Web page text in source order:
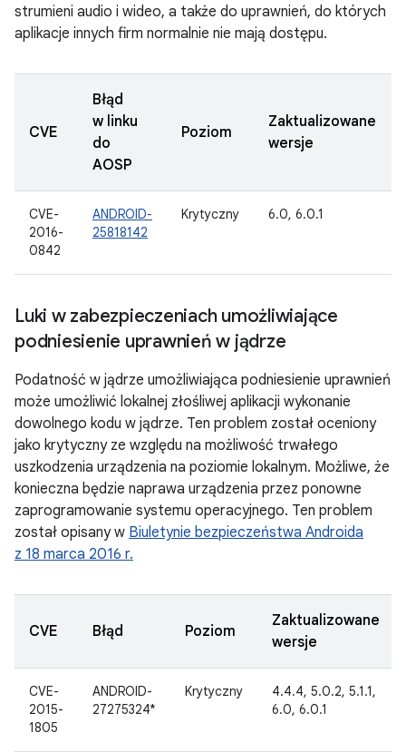
strumieni audio i wideo, a także do uprawnień, do których
aplikacje innych firm normalnie nie mają dostępu.
CVE
Błąd
w linku
do
AOSP
Poziom
Zaktualizowane
wersje
CVE-
2016-
0842
ANDROID-
25818142
Krytyczny 6.0, 6.0.1
Luki w zabezpieczeniach umożliwiające
podniesienie uprawnień w jądrze
Podatność w jądrze umożliwiająca podniesienie uprawnień
może umożliwić lokalnej złośliwej aplikacji wykonanie
dowolnego kodu w jądrze. Ten problem został oceniony
jako krytyczny ze względu na możliwość trwałego
uszkodzenia urządzenia na poziomie lokalnym. Możliwe, że
konieczna będzie naprawa urządzenia przez ponowne
zaprogramowanie systemu operacyjnego. Ten problem
został opisany w Biuletynie bezpieczeństwa Androida
z 18 marca 2016 r.
CVE Błąd Poziom
Zaktualizowane
wersje
CVE-
2015-
1805
ANDROID-
27275324*
Krytyczny
4.4.4, 5.0.2, 5.1.1,
6.0, 6.0.1